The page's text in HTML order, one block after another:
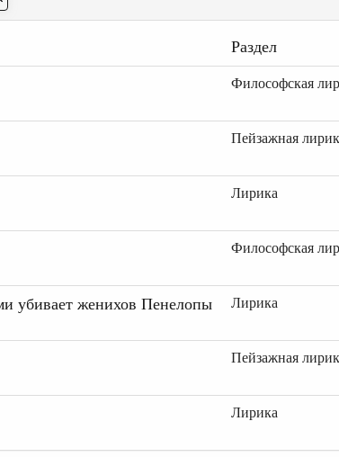
Раздел
Философская
Пейзажная
Лирика
Философская
убивает женихов Пенелопы Лирика
Пейзажная
Лирика